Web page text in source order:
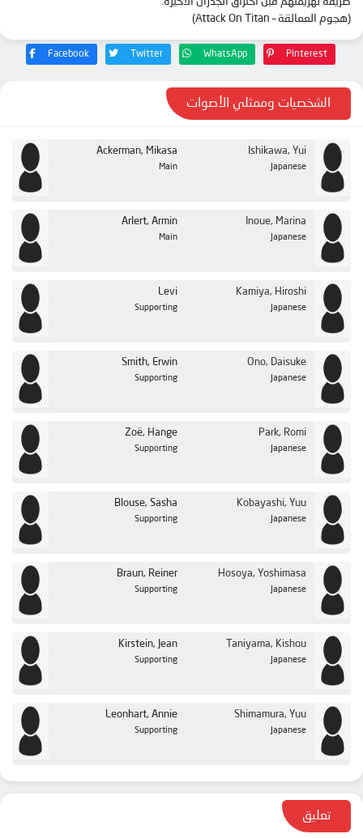
الحلقة 24
الحلقة 25
(هجوم العمالقة – Attack On Titan)
Facebook Twitter WhatsApp Pinterest
الشخصيات وممثلي الأصوات
Ackerman, Mikasa
Main
Ishikawa, Yui
Japanese
Arlert, Armin
Main
Inoue, Marina
Japanese
Levi
Supporting
Kamiya, Hiroshi
Japanese
Smith, Erwin
Supporting
Ono, Daisuke
Japanese
Zoë, Hange
Supporting
Park, Romi
Japanese
Blouse, Sasha
Supporting
Kobayashi, Yuu
Japanese
Braun, Reiner
Supporting
Hosoya, Yoshimasa
Japanese
Kirstein, Jean
Supporting
Taniyama, Kishou
Japanese
Leonhart, Annie
Supporting
Shimamura, Yuu
Japanese
تعليق